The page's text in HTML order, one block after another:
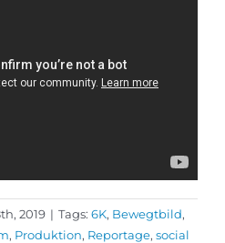
2019 | Tags: 6K, Bewegtbild,
, Produktion, Reportage, social